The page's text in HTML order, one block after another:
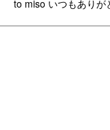
to miso いつもありが